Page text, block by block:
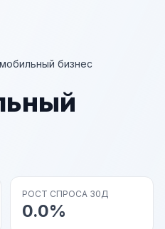
бизнес
РОСТ СПРОСА 30Д
0.0%